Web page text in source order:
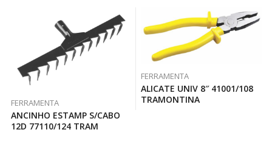
FERRAMENTA
ANCINHO ESTAMP S/CABO
12D 77110/124 TRAM
FERRAMENTA
ALICATE UNIV 8″ 41001/108
TRAMONTINA